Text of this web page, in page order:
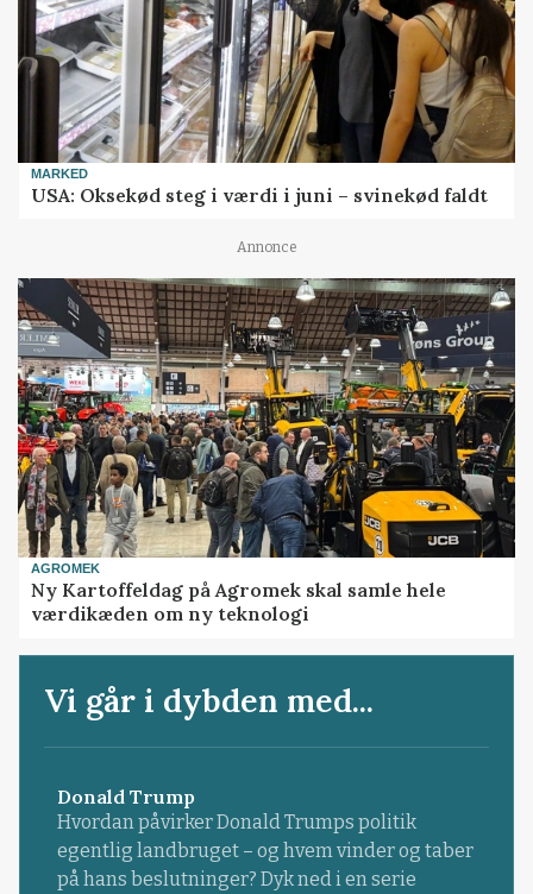
MARKED
USA: Oksekød steg i værdi i juni – svinekød faldt
Annonce
AGROMEK
Ny Kartoffeldag på Agromek skal samle hele
værdikæden om ny teknologi
Vi går i dybden med...
Donald Trump
Hvordan påvirker Donald Trumps politik
egentlig landbruget – og hvem vinder og taber
på hans beslutninger? Dyk ned i en serie